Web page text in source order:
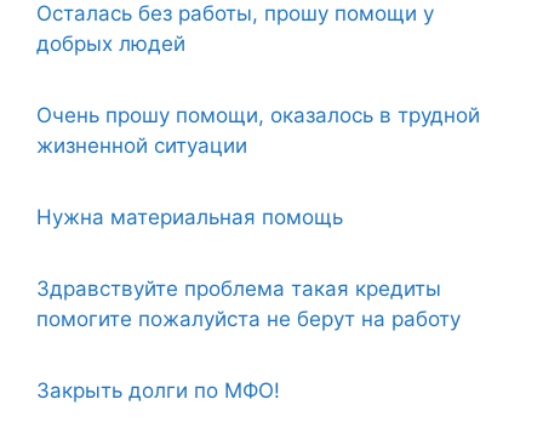
Осталась без работы, прошу помощи у
добрых людей
Очень прошу помощи, оказалось в трудной
жизненной ситуации
Нужна материальная помощь
Здравствуйте проблема такая кредиты
помогите пожалуйста не берут на работу
Закрыть долги по МФО!